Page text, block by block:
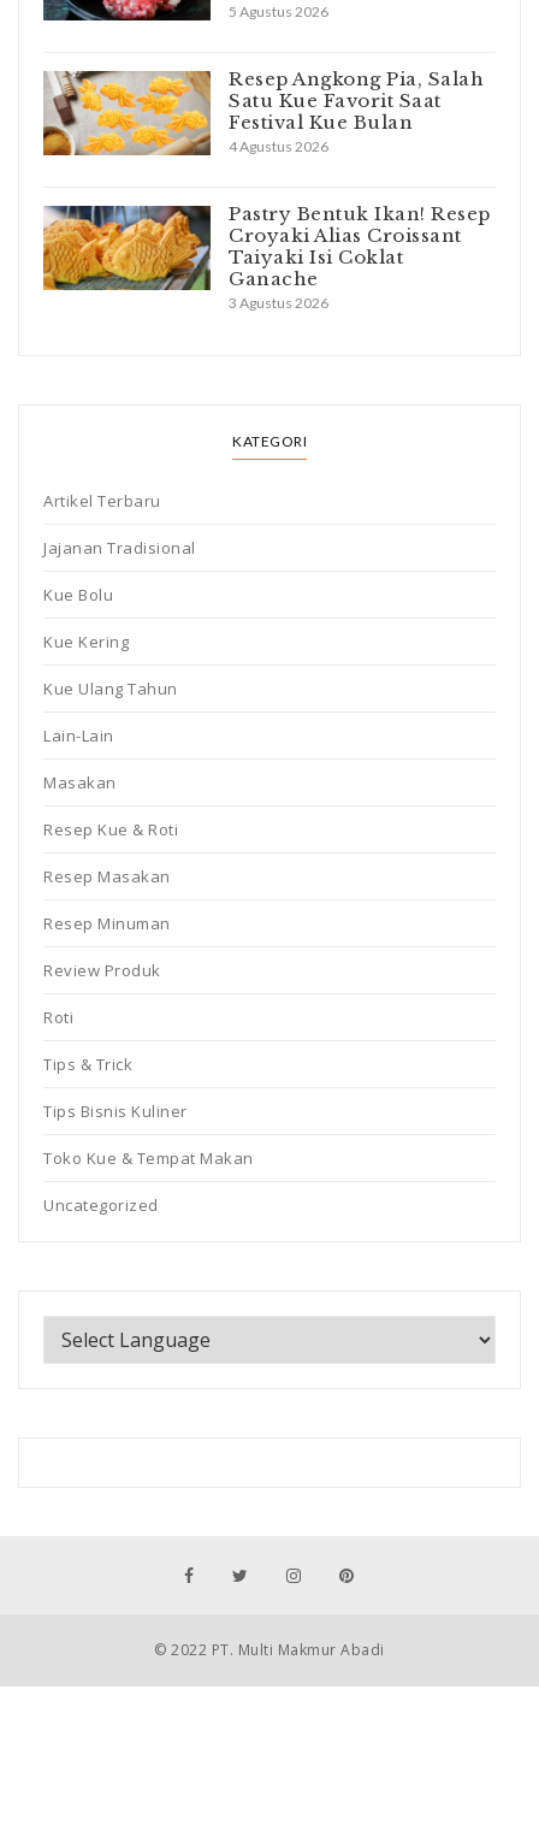
5 Agustus 2026
Resep Angkong Pia, Salah
Satu Kue Favorit Saat
Festival Kue Bulan
4 Agustus 2026
Pastry Bentuk Ikan! Resep
Croyaki Alias Croissant
Taiyaki Isi Coklat
Ganache
3 Agustus 2026
KATEGORI
Artikel Terbaru
Jajanan Tradisional
Kue Bolu
Kue Kering
Kue Ulang Tahun
Lain-Lain
Masakan
Resep Kue & Roti
Resep Masakan
Resep Minuman
Review Produk
Roti
Tips & Trick
Tips Bisnis Kuliner
Toko Kue & Tempat Makan
Uncategorized
© 2022 PT. Multi Makmur Abadi